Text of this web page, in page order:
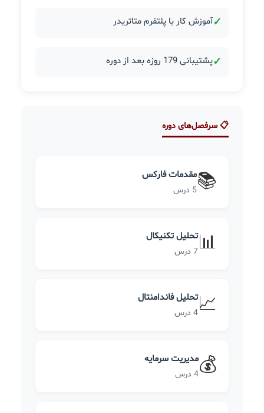
✓آموزش کار با پلتفرم متاتریدر
✓پشتیبانی 179 روزه بعد از دوره
📋 سرفصل‌های دوره
📚مقدمات فارکس
5 درس
📊تحلیل تکنیکال
7 درس
📈تحلیل فاندامنتال
4 درس
💰مدیریت سرمایه
4 درس